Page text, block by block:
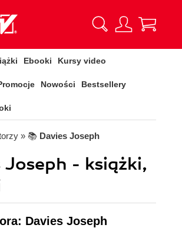
Ebooki Kursy video
Nowości Bestsellery
» 📚 Davies Joseph
Joseph - książki,
Davies Joseph